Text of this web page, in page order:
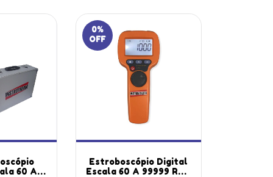
60 A
0%
OFF
Estroboscópio Digital
Escala 60 A 99999 Rpm